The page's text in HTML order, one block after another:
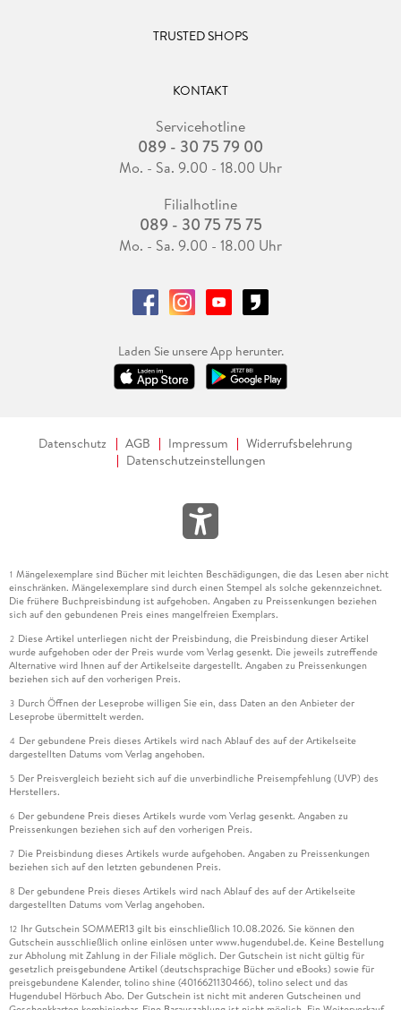
TRUSTED SHOPS
KONTAKT
Servicehotline
089 - 30 75 79 00
Mo. - Sa. 9.00 - 18.00 Uhr
Filialhotline
089 - 30 75 75 75
Mo. - Sa. 9.00 - 18.00 Uhr
Laden Sie unsere App herunter.
Datenschutz AGB Impressum
Widerrufsbelehrung
Datenschutzeinstellungen
1 Mängelexemplare sind Bücher mit leichten Beschädigungen, die das Lesen aber nicht
einschränken. Mängelexemplare sind durch einen Stempel als solche gekennzeichnet.
Die frühere Buchpreisbindung ist aufgehoben. Angaben zu Preissenkungen beziehen
sich auf den gebundenen Preis eines mangelfreien Exemplars.
2 Diese Artikel unterliegen nicht der Preisbindung, die Preisbindung dieser Artikel
wurde aufgehoben oder der Preis wurde vom Verlag gesenkt. Die jeweils zutreffende
Alternative wird Ihnen auf der Artikelseite dargestellt. Angaben zu Preissenkungen
beziehen sich auf den vorherigen Preis.
3 Durch Öffnen der Leseprobe willigen Sie ein, dass Daten an den Anbieter der
Leseprobe übermittelt werden.
4 Der gebundene Preis dieses Artikels wird nach Ablauf des auf der Artikelseite
dargestellten Datums vom Verlag angehoben.
5 Der Preisvergleich bezieht sich auf die unverbindliche Preisempfehlung (UVP) des
Herstellers.
6 Der gebundene Preis dieses Artikels wurde vom Verlag gesenkt. Angaben zu
Preissenkungen beziehen sich auf den vorherigen Preis.
7 Die Preisbindung dieses Artikels wurde aufgehoben. Angaben zu Preissenkungen
beziehen sich auf den letzten gebundenen Preis.
8 Der gebundene Preis dieses Artikels wird nach Ablauf des auf der Artikelseite
dargestellten Datums vom Verlag angehoben.
12 Ihr Gutschein SOMMER13 gilt bis einschließlich 10.08.2026. Sie können den
Gutschein ausschließlich online einlösen unter www.hugendubel.de. Keine Bestellung
zur Abholung mit Zahlung in der Filiale möglich. Der Gutschein ist nicht gültig für
gesetzlich preisgebundene Artikel (deutschsprachige Bücher und eBooks) sowie für
preisgebundene Kalender, tolino shine (4016621130466), tolino select und das
Hugendubel Hörbuch Abo. Der Gutschein ist nicht mit anderen Gutscheinen und